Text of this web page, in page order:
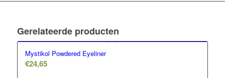
Gerelateerde producten
Mystikol Powdered Eyeliner
€24,65